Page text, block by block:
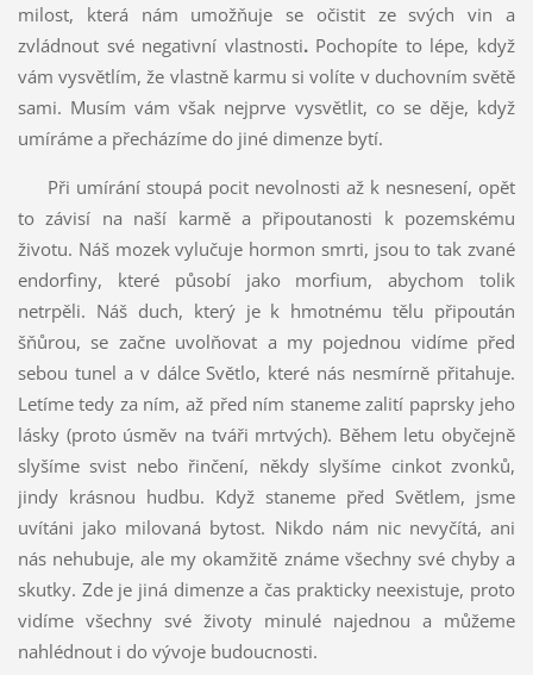
milost, která nám umožňuje se očistit ze svých vin a
zvládnout své negativní vlastnosti.Pochopíte to lépe, když
vám vysvětlím, že vlastně karmu si volíte v duchovním světě
sami. Musím vám však nejprve vysvětlit, co se děje, když
umíráme a přecházíme do jiné dimenze bytí.
Při umírání stoupá pocit nevolnosti až k nesnesení, opět
to závisí na naší karmě a připoutanosti k pozemskému
životu. Náš mozek vylučuje hormon smrti, jsou to tak zvané
endorfiny, které působí jako morfium, abychom tolik
netrpěli. Náš duch, který je k hmotnému tělu připoután
šňůrou, se začne uvolňovat a my pojednou vidíme před
sebou tunel a v dálce Světlo, které nás nesmírně přitahuje.
Letíme tedy za ním, až před ním staneme zalití paprsky jeho
lásky (proto úsměv na tváři mrtvých). Během letu obyčejně
slyšíme svist nebo řinčení, někdy slyšíme cinkot zvonků,
jindy krásnou hudbu. Když staneme před Světlem, jsme
uvítáni jako milovaná bytost. Nikdo nám nic nevyčítá, ani
nás nehubuje, ale my okamžitě známe všechny své chyby a
skutky. Zde je jiná dimenze a čas prakticky neexistuje, proto
vidíme všechny své životy minulé najednou a můžeme
nahlédnout i do vývoje budoucnosti.